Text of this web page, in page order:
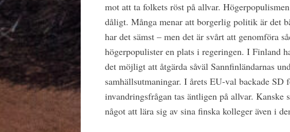
mot att ta folkets röst på allvar.
dåligt. Många menar att borgerlig politik är det
har det sämst – men det är svårt att genomföra
högerpopulister en plats i regeringen. I Finland
det möjligt att åtgärda såväl Sannfinländarnas
samhällsutmaningar. I årets EU-val backade SD
invandringsfrågan tas äntligen på allvar. Kanske
något att lära sig av sina finska kolleger även i